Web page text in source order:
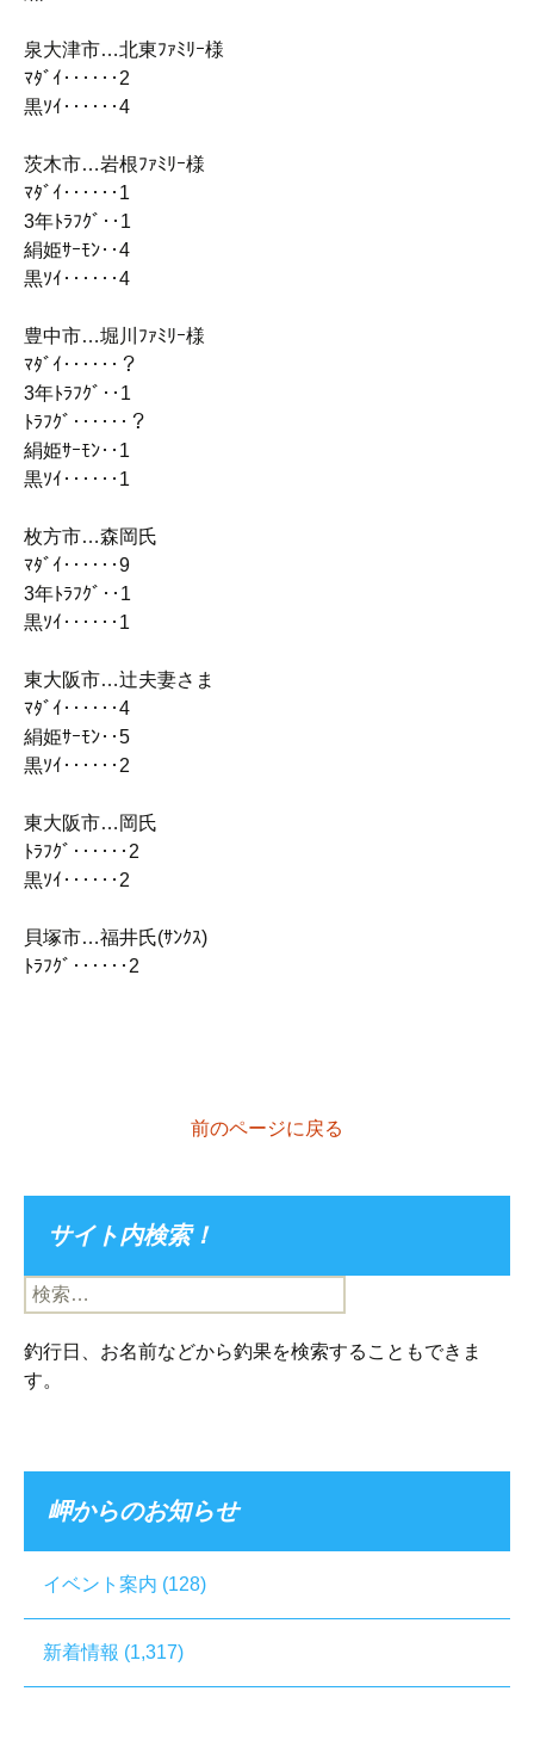
泉大津市…北東ﾌｧﾐﾘｰ様
ﾏﾀﾞｲ‥‥‥2
黒ｿｲ‥‥‥4
茨木市…岩根ﾌｧﾐﾘｰ様
ﾏﾀﾞｲ‥‥‥1
3年ﾄﾗﾌｸﾞ‥1
絹姫ｻｰﾓﾝ‥4
黒ｿｲ‥‥‥4
豊中市…堀川ﾌｧﾐﾘｰ様
ﾏﾀﾞｲ‥‥‥？
3年ﾄﾗﾌｸﾞ‥1
ﾄﾗﾌｸﾞ‥‥‥？
絹姫ｻｰﾓﾝ‥1
黒ｿｲ‥‥‥1
枚方市…森岡氏
ﾏﾀﾞｲ‥‥‥9
3年ﾄﾗﾌｸﾞ‥1
黒ｿｲ‥‥‥1
東大阪市…辻夫妻さま
ﾏﾀﾞｲ‥‥‥4
絹姫ｻｰﾓﾝ‥5
黒ｿｲ‥‥‥2
東大阪市…岡氏
ﾄﾗﾌｸﾞ‥‥‥2
黒ｿｲ‥‥‥2
貝塚市…福井氏(ｻﾝｸｽ)
ﾄﾗﾌｸﾞ‥‥‥2
前のページに戻る
サイト内検索！
検
索:
釣行日、お名前などから釣果を検索することもできま
す。
岬からのお知らせ
イベント案内 (128)
新着情報 (1,317)